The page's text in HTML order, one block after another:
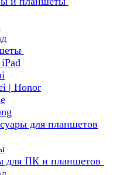
| Honor
для планшетов
для ПК и планшетов